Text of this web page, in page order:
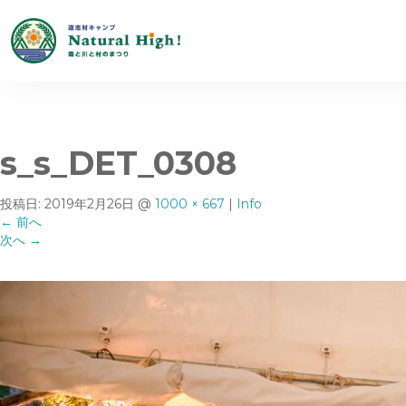
s_s_DET_0308
投稿日: 2019年2月26日 @ 1000 × 667 | Info
← 前へ
次へ →